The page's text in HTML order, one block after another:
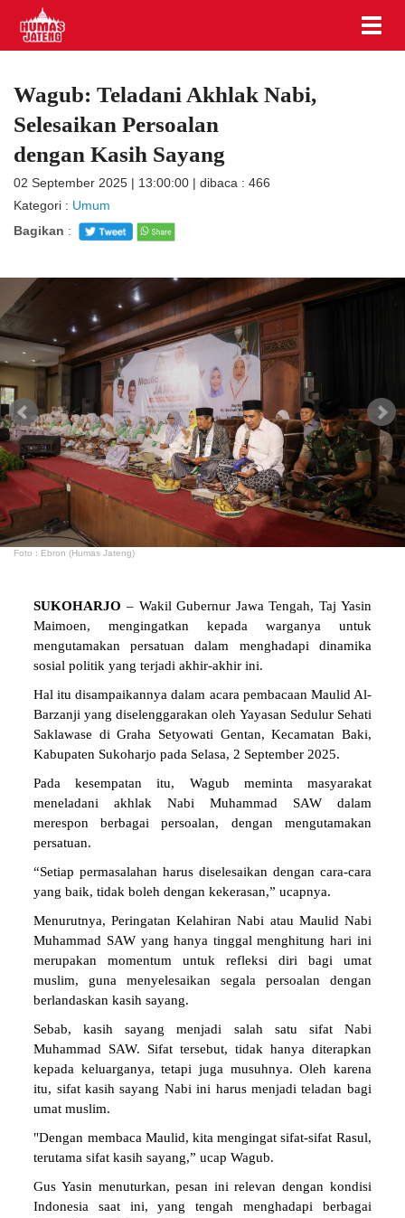
Wagub: Teladani Akhlak Nabi,
Selesaikan Persoalan
dengan Kasih Sayang
02 September 2025 | 13:00:00 | dibaca : 466
Kategori : Umum
Bagikan :
Foto : Ebron (Humas Jateng)
SUKOHARJO – Wakil Gubernur Jawa Tengah, Taj Yasin
Maimoen, mengingatkan kepada warganya untuk
mengutamakan persatuan dalam menghadapi dinamika
sosial politik yang terjadi akhir-akhir ini.
Hal itu disampaikannya dalam acara pembacaan Maulid Al-
Barzanji yang diselenggarakan oleh Yayasan Sedulur Sehati
Saklawase di Graha Setyowati Gentan, Kecamatan Baki,
Kabupaten Sukoharjo pada Selasa, 2 September 2025.
Pada kesempatan itu, Wagub meminta masyarakat
meneladani akhlak Nabi Muhammad SAW dalam
merespon berbagai persoalan, dengan mengutamakan
persatuan.
“Setiap permasalahan harus diselesaikan dengan cara-cara
yang baik, tidak boleh dengan kekerasan,” ucapnya.
Menurutnya, Peringatan Kelahiran Nabi atau Maulid Nabi
Muhammad SAW yang hanya tinggal menghitung hari ini
merupakan momentum untuk refleksi diri bagi umat
muslim, guna menyelesaikan segala persoalan dengan
berlandaskan kasih sayang.
Sebab, kasih sayang menjadi salah satu sifat Nabi
Muhammad SAW. Sifat tersebut, tidak hanya diterapkan
kepada keluarganya, tetapi juga musuhnya. Oleh karena
itu, sifat kasih sayang Nabi ini harus menjadi teladan bagi
umat muslim.
"Dengan membaca Maulid, kita mengingat sifat-sifat Rasul,
terutama sifat kasih sayang,” ucap Wagub.
Gus Yasin menuturkan, pesan ini relevan dengan kondisi
Indonesia saat ini, yang tengah menghadapi berbagai